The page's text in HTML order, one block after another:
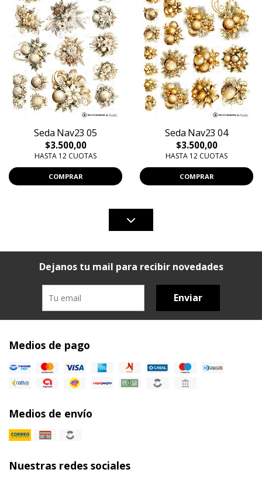
Seda Nav23 05
$3.500,00
HASTA 12 CUOTAS
COMPRAR
Seda Nav23 04
$3.500,00
HASTA 12 CUOTAS
COMPRAR
Dejanos tu mail para recibir novedades
Enviar
Medios de pago
Medios de envío
Nuestras redes sociales